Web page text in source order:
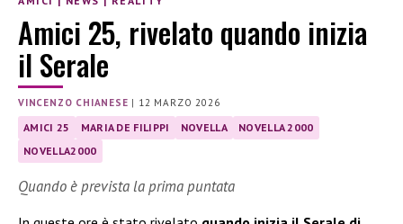
Amici 25, rivelato quando inizia
il Serale
VINCENZO CHIANESE | 12 MARZO 2026
AMICI 25 MARIA DE FILIPPI NOVELLA
NOVELLA 2000
NOVELLA2000
Quando è prevista la prima puntata